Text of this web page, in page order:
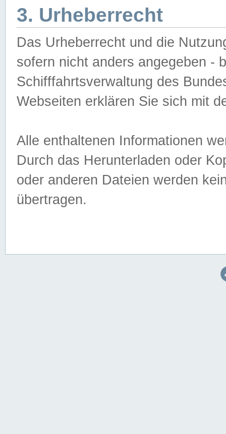
3. Urheberrecht
Das Urheberrecht und die
sofern nicht anders angegeben -
Schifffahrtsverwaltung des
Webseiten erklären Sie sich mit
Alle enthaltenen Informationen
Durch das Herunterladen oder
oder anderen Dateien werden
übertragen.